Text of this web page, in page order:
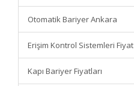
Otomatik Bariyer Ankara
Erişim Kontrol Sistemleri Fiyat
Kapı Bariyer Fiyatları